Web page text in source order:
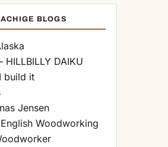
BLOGS
HILLBILLY DAIKU
build it
Jensen
Woodworking